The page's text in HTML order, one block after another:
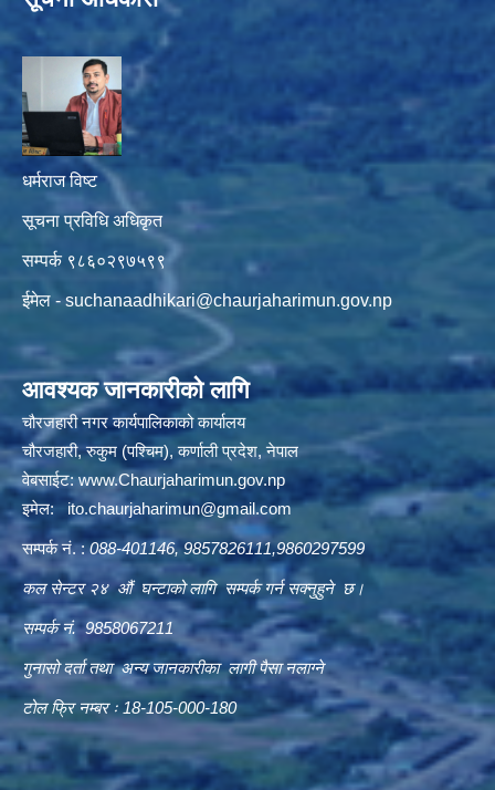
धर्मराज विष्ट
सूचना प्रविधि अधिकृत
सम्पर्क ९८६०२९७५९९
ईमेल -suchanaadhikari@chaurjaharimun.gov.np
आवश्यक जानकारीको लागि
चौरजहारी नगर कार्यपालिकाको कार्यालय
चौरजहारी, रुकुम (पश्चिम), कर्णाली प्रदेश, नेपाल
वेबसाईट:www.Chaurjaharimun.gov.np
इमेल: ito.chaurjaharimun@gmail.com
सम्पर्क नं. :088-401146, 9857826111,9860297599
कल सेन्टर २४ औं घन्टाको लागि सम्पर्क गर्न सक्नुहुने छ।
सम्पर्क नं. 9858067211
गुनासो दर्ता तथा अन्य जानकारीका लागी पैसा नलाग्ने
टोल फ्रि नम्बर ः 18-105-000-180